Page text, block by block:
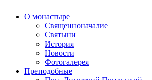
О монастыре
Священноначалие
Святыни
История
Новости
Фотогалерея
Преподобные